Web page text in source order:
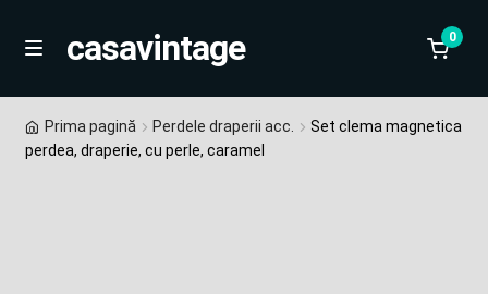
Skip
Skip
M
u
casavintage 0
Prima pagină Perdele draperii acc.
Set clema magnetica
perdea, draperie, cu perle, caramel